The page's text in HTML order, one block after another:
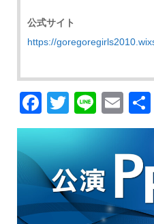
公式サイト
https://
Facebook
Twitter
Line